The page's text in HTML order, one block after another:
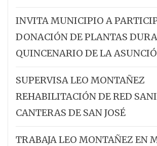
INVITA MUNICIPIO A
DONACIÓN DE PLANTAS
QUINCENARIO DE LA
SUPERVISA LEO MONTAÑEZ
REHABILITACIÓN DE RED
CANTERAS DE SAN JOSÉ
TRABAJA LEO MONTAÑEZ EN